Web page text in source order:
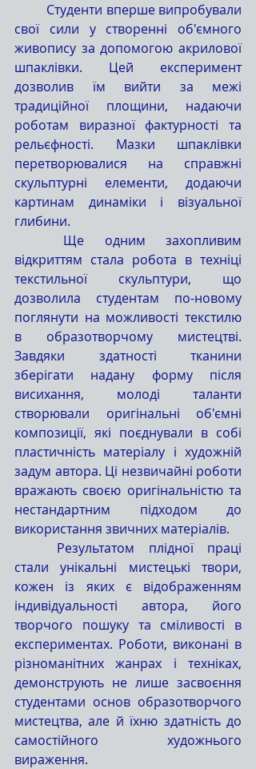
свої сили у створенні об'ємного
живопису за допомогою акрилової
шпаклівки. Цей експеримент
дозволив їм вийти за межі
традиційної площини, надаючи
роботам виразної фактурності та
рельєфності. Мазки шпаклівки
перетворювалися на справжні
скульптурні елементи, додаючи
картинам динаміки і візуальної
глибини.
відкриттям стала робота в техніці
текстильної скульптури, що
дозволила студентам по-новому
поглянути на можливості текстилю
в образотворчому мистецтві.
Завдяки здатності тканини
зберігати надану форму після
висихання, молоді таланти
створювали оригінальні об'ємні
композиції, які поєднували в собі
пластичність матеріалу і художній
задум автора. Ці незвичайні роботи
вражають своєю оригінальністю та
нестандартним підходом до
використання звичних матеріалів.
стали унікальні мистецькі твори,
кожен із яких є відображенням
індивідуальності автора, його
творчого пошуку та сміливості в
експериментах. Роботи, виконані в
різноманітних жанрах і техніках,
демонструють не лише засвоєння
студентами основ образотворчого
мистецтва, але й їхню здатність до
самостійного художнього
вираження.